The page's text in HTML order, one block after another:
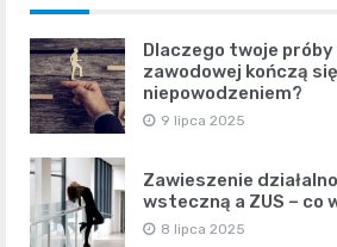
Dlaczego twoje
zawodowej kończą się
niepowodzeniem?
9 lipca 2025
Zawieszenie
wsteczną a ZUS – co
8 lipca 2025